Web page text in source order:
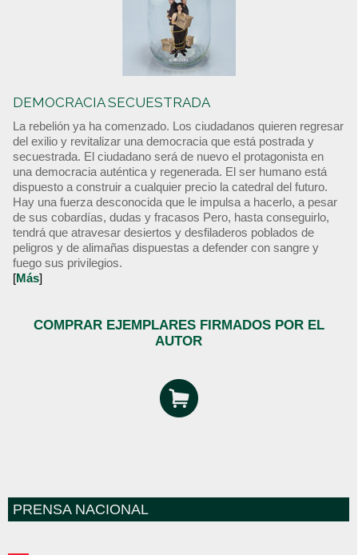
DEMOCRACIA SECUESTRADA
La rebelión ya ha comenzado. Los ciudadanos quieren regresar
del exilio y revitalizar una democracia que está postrada y
secuestrada. El ciudadano será de nuevo el protagonista en
una democracia auténtica y regenerada. El ser humano está
dispuesto a construir a cualquier precio la catedral del futuro.
Hay una fuerza desconocida que le impulsa a hacerlo, a pesar
de sus cobardías, dudas y fracasos Pero, hasta conseguirlo,
tendrá que atravesar desiertos y desfiladeros poblados de
peligros y de alimañas dispuestas a defender con sangre y
fuego sus privilegios.
[Más]
COMPRAR EJEMPLARES FIRMADOS POR EL
AUTOR
PRENSA NACIONAL